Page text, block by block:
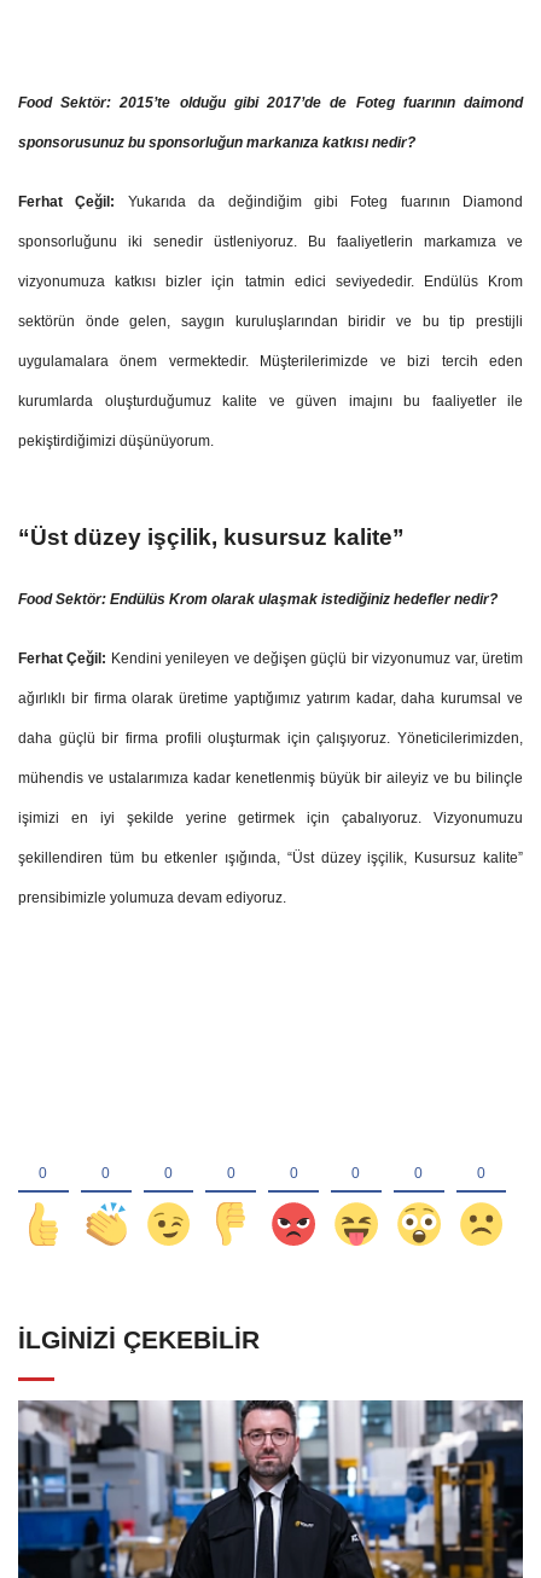
Food Sektör: 2015’te olduğu gibi 2017’de de Foteg fuarının daimond
sponsorusunuz bu sponsorluğun markanıza katkısı nedir?
Ferhat Çeğil: Yukarıda da değindiğim gibi Foteg fuarının Diamond
sponsorluğunu iki senedir üstleniyoruz. Bu faaliyetlerin markamıza ve
vizyonumuza katkısı bizler için tatmin edici seviyededir. Endülüs Krom
sektörün önde gelen, saygın kuruluşlarından biridir ve bu tip prestijli
uygulamalara önem vermektedir. Müşterilerimizde ve bizi tercih eden
kurumlarda oluşturduğumuz kalite ve güven imajını bu faaliyetler ile
pekiştirdiğimizi düşünüyorum.
“Üst düzey işçilik, kusursuz kalite”
Food Sektör: Endülüs Krom olarak ulaşmak istediğiniz hedefler nedir?
Ferhat Çeğil: Kendini yenileyen ve değişen güçlü bir vizyonumuz var, üretim
ağırlıklı bir firma olarak üretime yaptığımız yatırım kadar, daha kurumsal ve
daha güçlü bir firma profili oluşturmak için çalışıyoruz. Yöneticilerimizden,
mühendis ve ustalarımıza kadar kenetlenmiş büyük bir aileyiz ve bu bilinçle
işimizi en iyi şekilde yerine getirmek için çabalıyoruz. Vizyonumuzu
şekillendiren tüm bu etkenler ışığında, “Üst düzey işçilik, Kusursuz kalite”
prensibimizle yolumuza devam ediyoruz.
İLGINIZI ÇEKEBILIR